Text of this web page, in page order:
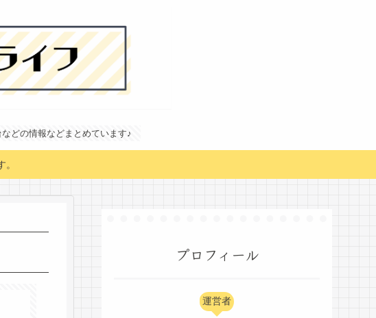
どの情報などまとめています♪
プロフィール
運営者